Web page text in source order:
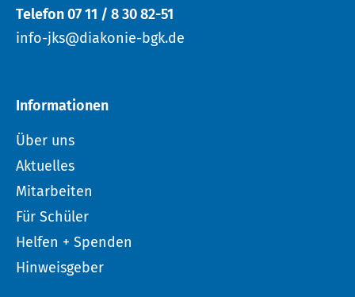
Telefon 07 11 / 8 30 82-51
info-jks@diakonie-bgk.de
Informationen
Über uns
Aktuelles
Mitarbeiten
Für Schüler
Helfen + Spenden
Hinweisgeber